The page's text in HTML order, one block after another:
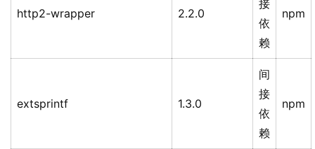
http2-wrapper 2.2.0
接
依
赖
npm
extsprintf 1.3.0
间
接
依
赖
npm